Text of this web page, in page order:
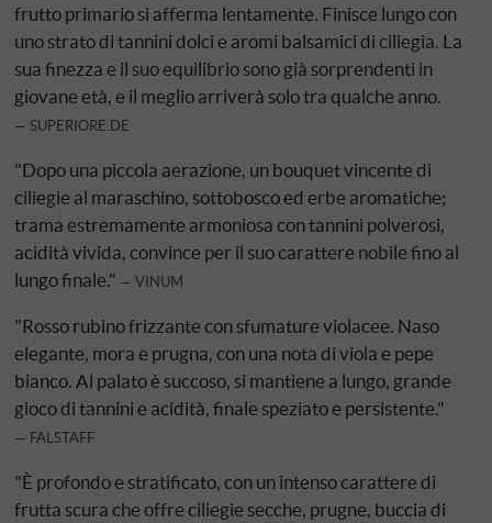
frutto primario si afferma lentamente. Finisce lungo con
uno strato di tannini dolci e aromi balsamici di ciliegia. La
sua finezza e il suo equilibrio sono già sorprendenti in
giovane età, e il meglio arriverà solo tra qualche anno.
SUPERIORE.DE
"Dopo una piccola aerazione, un bouquet vincente di
ciliegie al maraschino, sottobosco ed erbe aromatiche;
trama estremamente armoniosa con tannini polverosi,
acidità vivida, convince per il suo carattere nobile fino al
lungo finale."
VINUM
"Rosso rubino frizzante con sfumature violacee. Naso
elegante, mora e prugna, con una nota di viola e pepe
bianco. Al palato è succoso, si mantiene a lungo, grande
gioco di tannini e acidità, finale speziato e persistente."
FALSTAFF
"È profondo e stratificato, con un intenso carattere di
frutta scura che offre ciliegie secche, prugne, buccia di